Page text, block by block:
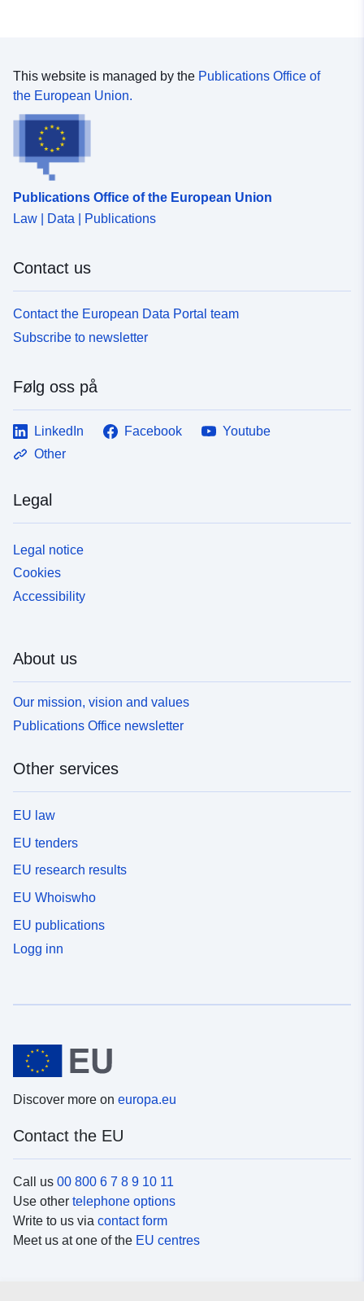
This website is managed by the Publications Office of
the European Union.
Publications Office of the European Union
Law | Data | Publications
Contact us
Contact the European Data Portal team
Subscribe to newsletter
Følg oss på
LinkedIn Facebook
Youtube
Other
Legal
Legal notice
Cookies
Accessibility
About us
Our mission, vision and values
Publications Office newsletter
Other services
EU law
EU tenders
EU research results
EU Whoiswho
EU publications
Logg inn
Discover more on europa.eu
Contact the EU
Call us 00 800 6 7 8 9 10 11
Use other telephone options
Write to us via contact form
Meet us at one of the EU centres